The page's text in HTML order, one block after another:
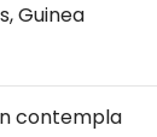
Guinea
contempla